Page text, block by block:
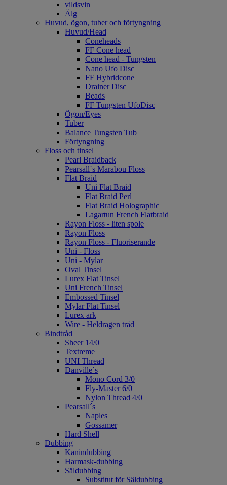
vildsvin
Älg
Huvud, ögon, tuber och förtyngning
Huvud/Head
Coneheads
FF Cone head
Cone head - Tungsten
Nano Ufo Disc
FF Hybridcone
Drainer Disc
Beads
FF Tungsten UfoDisc
Ögon/Eyes
Tuber
Balance Tungsten Tub
Förtyngning
Floss och tinsel
Pearl Braidback
Pearsall´s Marabou Floss
Flat Braid
Uni Flat Braid
Flat Braid Perl
Flat Braid Holographic
Lagartun French Flatbraid
Rayon Floss - liten spole
Rayon Floss
Rayon Floss - Fluoriserande
Uni - Floss
Uni - Mylar
Oval Tinsel
Lurex Flat Tinsel
Uni French Tinsel
Embossed Tinsel
Mylar Flat Tinsel
Lurex ark
Wire - Heldragen tråd
Bindtråd
Sheer 14/0
Textreme
UNI Thread
Danville´s
Mono Cord 3/0
Fly-Master 6/0
Nylon Thread 4/0
Pearsall´s
Naples
Gossamer
Hard Shell
Dubbing
Kanindubbing
Harmask-dubbing
Säldubbing
Substitut för Säldubbing